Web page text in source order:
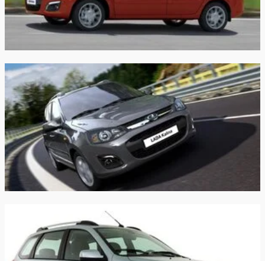
Трансмиссия: Механическая Автомат
Привод: Передний Передний
Передняя
подвеска:
Независимая -
McPherson
Независимая -
McPherson
Задняя
подвеска:
Полузависимая -
торсионная
балка
Полузависимая -
торсионная
Передние
Дисковые Дисковые
Задние
тормоза:
Барабанные